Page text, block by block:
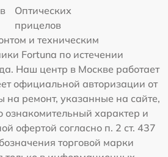
Оптических
прицелов
и техническим
Fortuna по истечении
Наш центр в Москве работает
официальной авторизации от
на ремонт, указанные на сайте,
ознакомительный характер и
офертой согласно п. 2 ст. 437
торговой марки